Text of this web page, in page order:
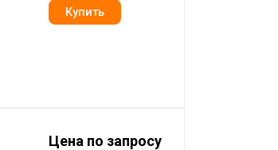
Цена по запросу